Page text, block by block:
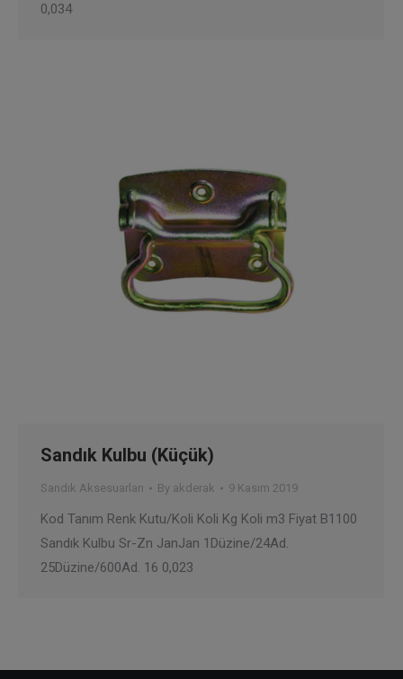
0,034
Sandık Kulbu (Küçük)
Sandık Aksesuarları By akderak 9 Kasım 2019
Kod Tanım Renk Kutu/Koli Koli Kg Koli m3 Fiyat B1100
Sandık Kulbu Sr-Zn JanJan 1Düzine/24Ad.
25Düzine/600Ad. 16 0,023